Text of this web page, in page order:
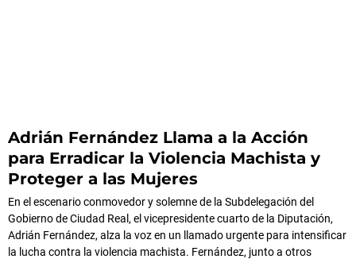
Adrián Fernández Llama a la Acción
para Erradicar la Violencia Machista y
Proteger a las Mujeres
En el escenario conmovedor y solemne de la Subdelegación del
Gobierno de Ciudad Real, el vicepresidente cuarto de la Diputación,
Adrián Fernández, alza la voz en un llamado urgente para intensificar
la lucha contra la violencia machista. Fernández, junto a otros